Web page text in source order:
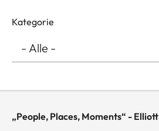
Kategorie
„People, Places, Moments“ -